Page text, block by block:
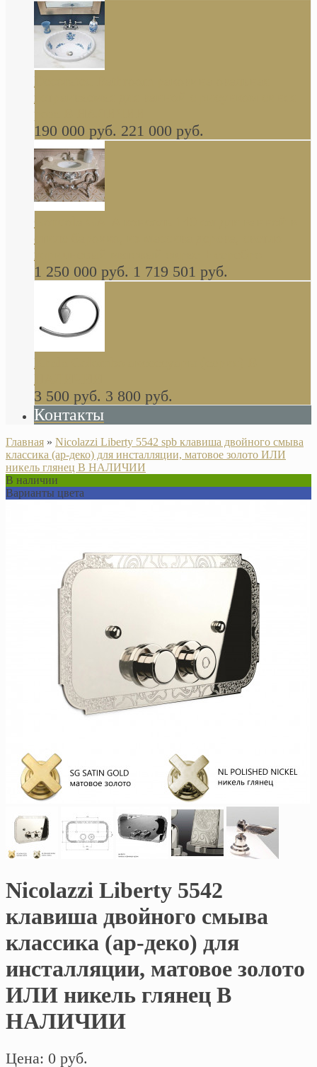
Decorated Bathroom раковина овальная
встраиваемая для ванной с рисунком синяя
роза В НАЛИЧИИ
190 000 руб. 221 000 руб.
стиле барокко, из массива дерева, светло
коричневый матовый окрас + серебро
1 250 000 руб. 1 719 501 руб.
Khala Colombo аксессуары (серия) В
НАЛИЧИИ
3 500 руб. 3 800 руб.
Контакты
Главная » Nicolazzi Liberty 5542 spb клавиша двойного смыва
классика (ар-деко) для инсталляции, матовое золото ИЛИ
никель глянец В НАЛИЧИИ
В наличии
Варианты цвета
Nicolazzi Liberty 5542
клавиша двойного смыва
классика (ар-деко) для
инсталляции, матовое золото
ИЛИ никель глянец В
НАЛИЧИИ
Цена: 0 руб.